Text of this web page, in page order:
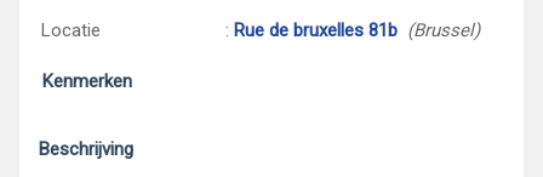
Locatie : Rue de bruxelles 81b (Brussel)
Kenmerken
Beschrijving